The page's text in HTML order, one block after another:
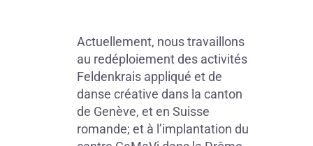
Actuellement, nous travaillons
au redéploiement des activités
Feldenkrais appliqué et de
danse créative dans la canton
de Genève, et en Suisse
romande; et à l’implantation du